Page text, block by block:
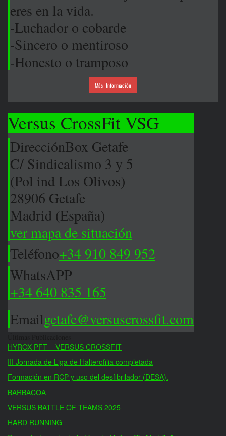
eres en la vida.
-Luchador o cobarde
-Sincero o mentiroso
-Honesto o tramposo
Más Información
Versus CrossFit VSG
DirecciónBox Getafe
C/ Sindicalismo 3 y 5
(Pol ind Los Olivos)
28906 Getafe
Madrid (España)
ver mapa de situación
Teléfono+34 910 849 952
WhatsAPP
+34 640 835 165
Emailgetafe@versuscrossfit.com
HYROX PFT – VERSUS CROSSFIT
III Jornada de Liga de Halterofilia completada
Formación en RCP y uso del desfibrilador (DESA).
BARBACOA
VERSUS BATTLE OF TEAMS 2025
HARD RUNNING